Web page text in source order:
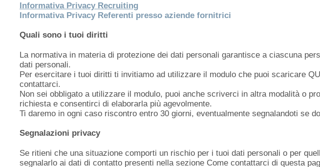
Informativa Privacy Recruiting
Informativa Privacy Referenti presso aziende fornitrici
Quali sono i tuoi diritti
La normativa in materia di protezione dei dati personali garantisce a ciascuna
dati personali.
Per esercitare i tuoi diritti ti invitiamo ad utilizzare il modulo che puoi scaricare
contattarci.
Non sei obbligato a utilizzare il modulo, puoi anche scriverci in altra modalità o
richiesta e consentirci di elaborarla più agevolmente.
Ti daremo in ogni caso riscontro entro 30 giorni, eventualmente segnalandoti se
Segnalazioni privacy
Se ritieni che una situazione comporti un rischio per i tuoi dati personali o per
segnalarlo ai dati di contatto presenti nella sezione Come contattarci di questa